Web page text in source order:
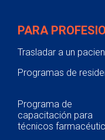
PARA
Trasladar a un
Programas de
Programa de
capacitación para
técnicos